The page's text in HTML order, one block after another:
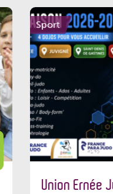
Sport
Union Ernée